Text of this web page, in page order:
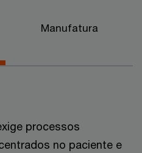
Manufatura
processos
no paciente e